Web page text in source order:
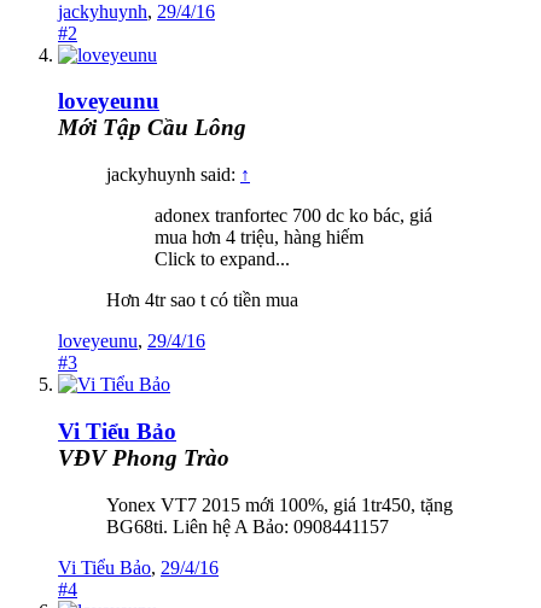
jackyhuynh, 29/4/16
#2
loveyeunu
Mới Tập Cầu Lông
jackyhuynh said: ↑
adonex tranfortec 700 dc ko bác, giá
mua hơn 4 triệu, hàng hiếm
Click to expand...
Hơn 4tr sao t có tiền mua
loveyeunu, 29/4/16
#3
Vi Tiểu Bảo
VĐV Phong Trào
Yonex VT7 2015 mới 100%, giá 1tr450, tặng
BG68ti. Liên hệ A Bảo: 0908441157
Vi Tiểu Bảo, 29/4/16
#4